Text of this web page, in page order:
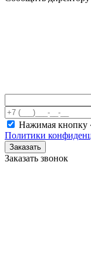
Нажимая кнопку
Политики
Заказать
Заказать звонок